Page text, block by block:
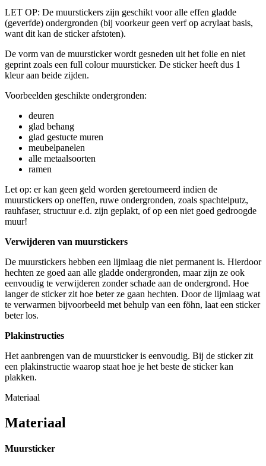
LET OP: De muurstickers zijn geschikt voor alle effen gladde
(geverfde) ondergronden (bij voorkeur geen verf op acrylaat basis,
want dit kan de sticker afstoten).
De vorm van de muursticker wordt gesneden uit het folie en niet
geprint zoals een full colour muursticker. De sticker heeft dus 1
kleur aan beide zijden.
Voorbeelden geschikte ondergronden:
deuren
glad behang
glad gestucte muren
meubelpanelen
alle metaalsoorten
ramen
Let op: er kan geen geld worden geretourneerd indien de
muurstickers op oneffen, ruwe ondergronden, zoals spachtelputz,
rauhfaser, structuur e.d. zijn geplakt, of op een niet goed gedroogde
muur!
Verwijderen van muurstickers
De muurstickers hebben een lijmlaag die niet permanent is. Hierdoor
hechten ze goed aan alle gladde ondergronden, maar zijn ze ook
eenvoudig te verwijderen zonder schade aan de ondergrond. Hoe
langer de sticker zit hoe beter ze gaan hechten. Door de lijmlaag wat
te verwarmen bijvoorbeeld met behulp van een föhn, laat een sticker
beter los.
Plakinstructies
Het aanbrengen van de muursticker is eenvoudig. Bij de sticker zit
een plakinstructie waarop staat hoe je het beste de sticker kan
plakken.
Materiaal
Materiaal
Muursticker